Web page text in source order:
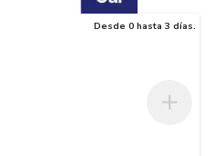
Desde 0 hasta 3 días.